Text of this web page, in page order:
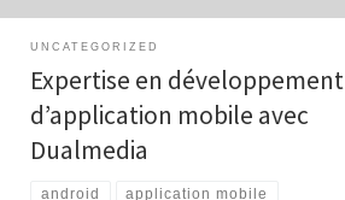
UNCATEGORIZED
Expertise en développement
d’application mobile avec
Dualmedia
android application mobile